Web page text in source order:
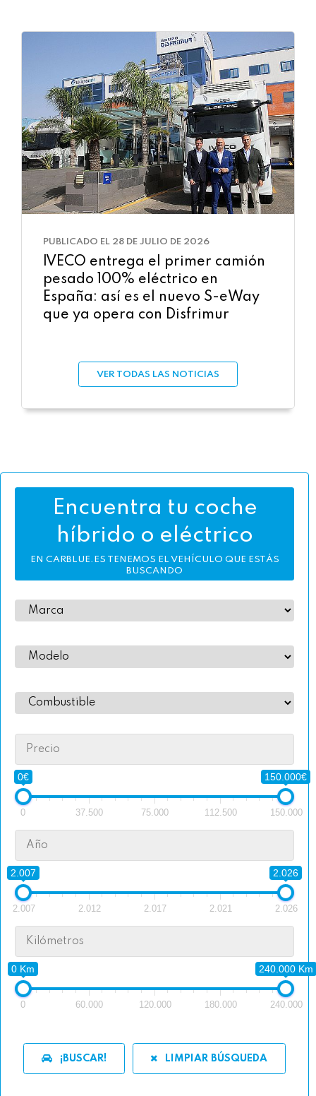
PUBLICADO EL 28 DE JULIO DE 2026
IVECO entrega el primer camión
pesado 100% eléctrico en
España: así es el nuevo S-eWay
que ya opera con Disfrimur
VER TODAS LAS NOTICIAS
Encuentra tu coche
híbrido o eléctrico
EN CARBLUE.ES TENEMOS EL VEHÍCULO QUE ESTÁS
BUSCANDO
Precio
0€ 150.000€
0 37.500 75.000 112.500 150.000
Año
2.007 2.026
2.007 2.012 2.017 2.021 2.026
Kilómetros
0 Km 240.000 Km
0 60.000 120.000 180.000 240.000
¡BUSCAR! LIMPIAR BÚSQUEDA